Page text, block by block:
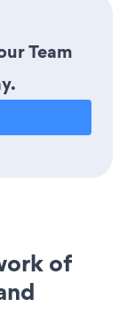
Team
of